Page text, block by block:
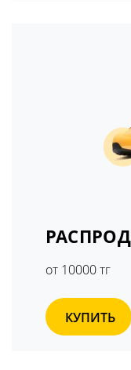
от 10000 тг
КУПИТЬ